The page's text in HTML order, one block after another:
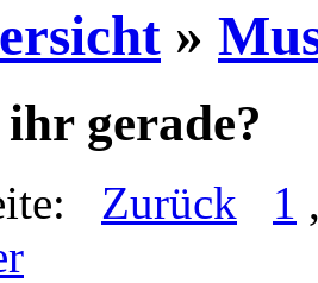
»
gerade?
Zurück 1